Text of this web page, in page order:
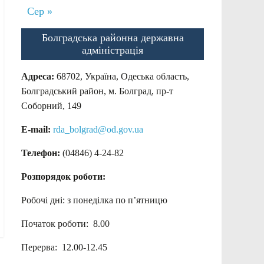
Сер »
Болградська районна державна
адміністрація
Адреса: 68702, Україна, Одеська область,
Болградський район, м. Болград, пр-т
Соборний, 149
E-mail: rda_bolgrad@od.gov.ua
Телефон: (04846) 4-24-82
Розпорядок роботи:
Робочі дні: з понеділка по п’ятницю
Початок роботи: 8.00
Перерва: 12.00-12.45